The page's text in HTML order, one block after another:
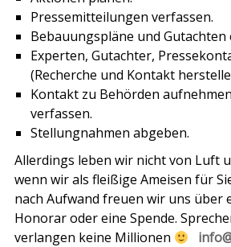
Pressemitteilungen verfassen.
Bebauungspläne und Gutachten
Experten, Gutachter,
(Recherche und Kontakt
Kontakt zu Behörden
verfassen.
Stellungnahmen abgeben.
Allerdings leben wir nicht von Luft
wenn wir als fleißige Ameisen für
nach Aufwand freuen wir uns über
Honorar oder eine Spende.
verlangen keine Millionen